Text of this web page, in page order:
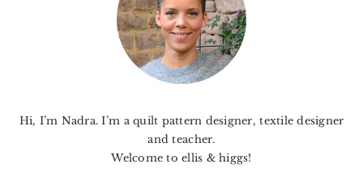
Hi, I’m Nadra. I’m a quilt pattern designer, textile designer
and teacher.
Welcome to ellis & higgs!